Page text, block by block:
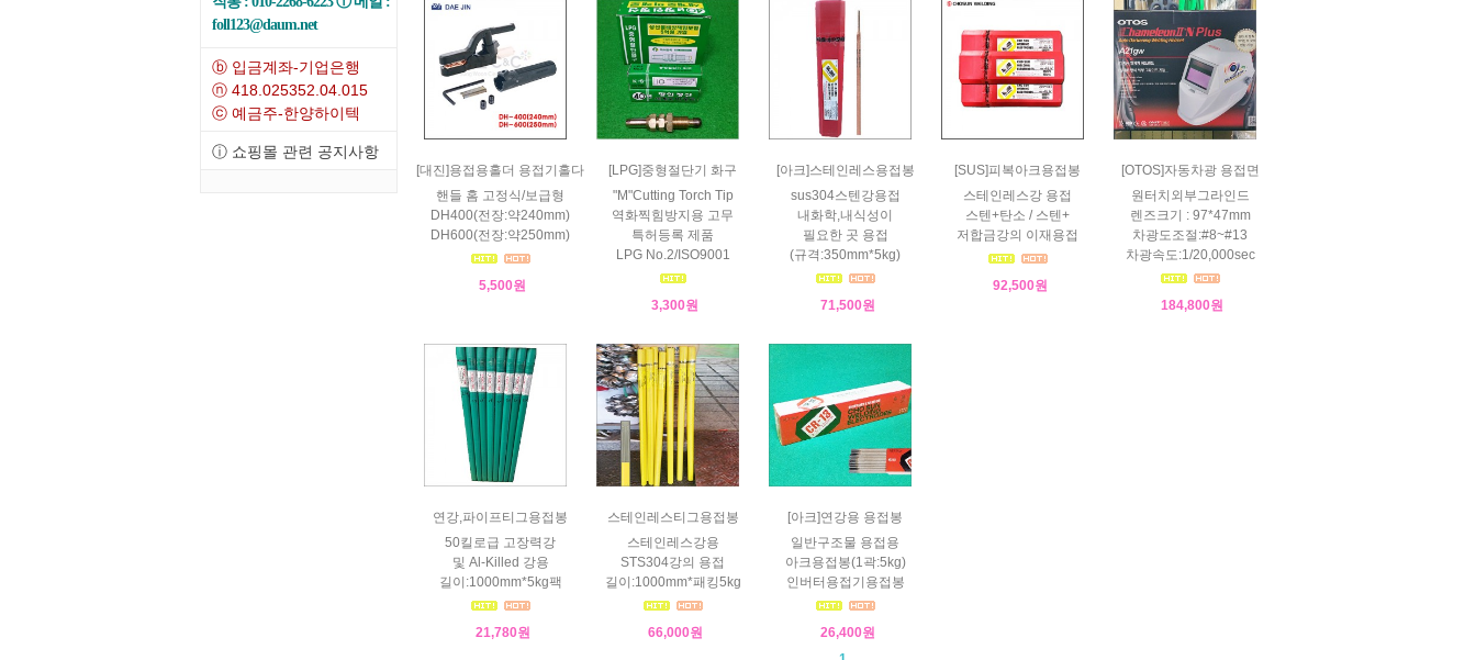
foll123@daum.net
ⓑ 입금계좌-기업은행
ⓝ 418.025352.04.015
ⓒ 예금주-한양하이텍
ⓘ 쇼핑몰 관련 공지사항
[대진]용접용홀더 용접기홀다
핸들 홈 고정식/보급형
DH400(전장:약240mm)
DH600(전장:약250mm)
5,500원
[LPG]중형절단기 화구
"M"Cutting Torch Tip
역화찍힘방지용 고무
특허등록 제품
LPG No.2/ISO9001
3,300원
[아크]스테인레스용접봉
sus304스텐강용접
내화학,내식성이
필요한 곳 용접
(규격:350mm*5kg)
71,500원
[SUS]피복아크용접봉
스테인레스강 용접
스텐+탄소 / 스텐+
저합금강의 이재용접
92,500원
[OTOS]자동차광 용접면
원터치외부그라인드
렌즈크기 : 97*47mm
차광도조절:#8~#13
차광속도:1/20,000sec
184,800원
연강,파이프티그용접봉
50킬로급 고장력강
및 Al-Killed 강용
길이:1000mm*5kg팩
21,780원
스테인레스티그용접봉
스테인레스강용
STS304강의 용접
길이:1000mm*패킹5kg
66,000원
[아크]연강용 용접봉
일반구조물 용접용
아크용접봉(1곽:5kg)
인버터용접기용접봉
26,400원